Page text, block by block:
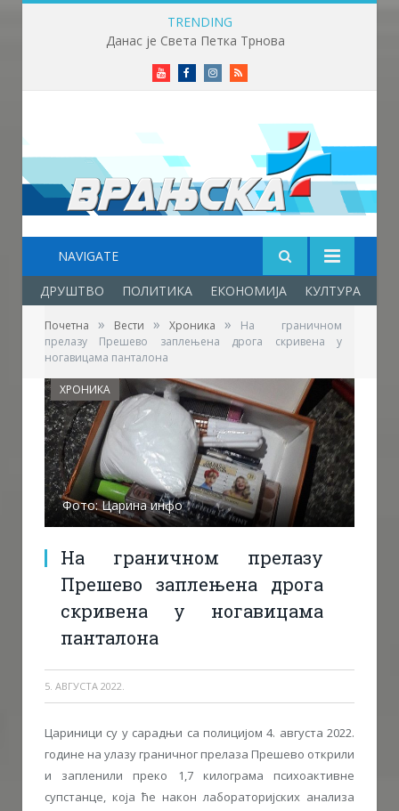
TRENDING
Данас је Света Петка Трнова
YoutubeFacebookInstagram
RSS
NAVIGATE
ДРУШТВО ПОЛИТИКА ЕКОНОМИЈА КУЛТУРА
Почетна » Вести » Хроника »
На граничном
прелазу Прешево заплењена дрога скривена у
ногавицама панталона
Фото: Царина инфо
На граничном прелазу
Прешево заплењена дрога
скривена у ногавицама
панталона
5. АВГУСТА 2022.
ХРОНИКА
Цариници су у сарадњи са полицијом 4. августа 2022.
године на улазу граничног прелаза Прешево открили
и запленили преко 1,7 килограма психоактивне
супстанце, која ће након лабораторијских анализа